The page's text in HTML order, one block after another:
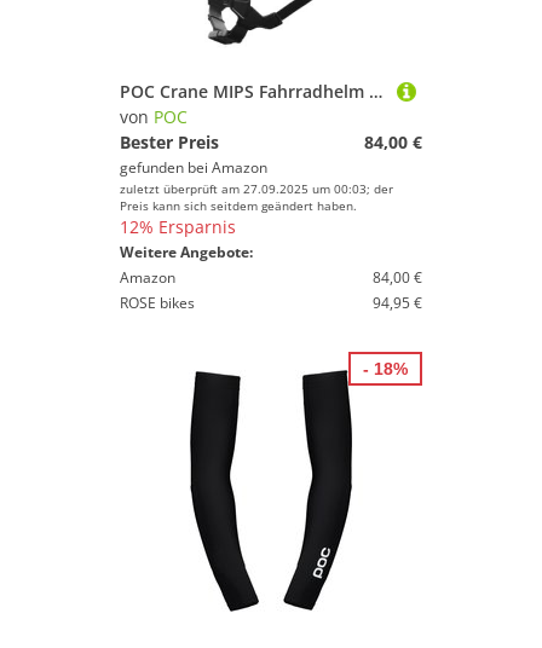
POC Crane MIPS Fahrradhelm - Leichter, strapazierfähiger und druckstabiler Helm mit einem einzigartigen, doppelt verstärkten EPS-Einsatz, Hydrogen White Matt
von POC
Bester Preis
84,00 €
gefunden bei Amazon
zuletzt überprüft am 27.09.2025 um 00:03; der
Preis kann sich seitdem geändert haben.
12% Ersparnis
Weitere Angebote:
Amazon
84,00 €
ROSE bikes
94,95 €
- 18%